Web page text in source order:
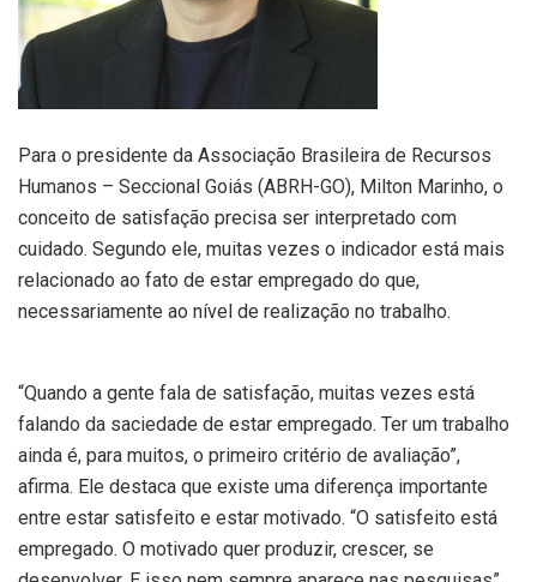
Para o presidente da Associação Brasileira de Recursos
Humanos – Seccional Goiás (ABRH-GO), Milton Marinho, o
conceito de satisfação precisa ser interpretado com
cuidado. Segundo ele, muitas vezes o indicador está mais
relacionado ao fato de estar empregado do que,
necessariamente ao nível de realização no trabalho.
“Quando a gente fala de satisfação, muitas vezes está
falando da saciedade de estar empregado. Ter um trabalho
ainda é, para muitos, o primeiro critério de avaliação”,
afirma. Ele destaca que existe uma diferença importante
entre estar satisfeito e estar motivado. “O satisfeito está
empregado. O motivado quer produzir, crescer, se